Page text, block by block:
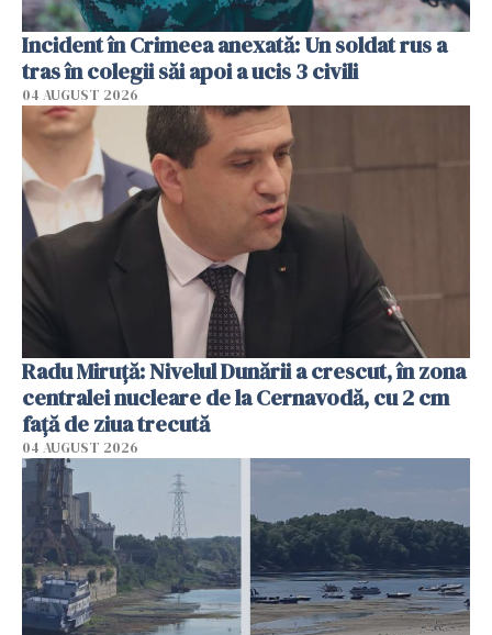
Incident în Crimeea anexată: Un soldat rus a
tras în colegii săi apoi a ucis 3 civili
04 AUGUST 2026
Radu Miruţă: Nivelul Dunării a crescut, în zona
centralei nucleare de la Cernavodă, cu 2 cm
faţă de ziua trecută
04 AUGUST 2026